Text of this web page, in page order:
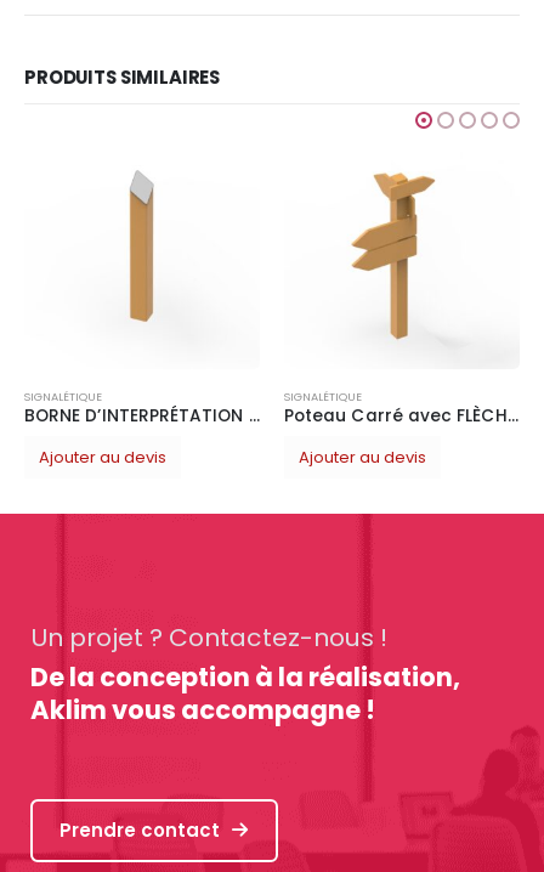
PRODUITS SIMILAIRES
BORNE D’INTERPRÉTATION en bois 130x130x900mm
Ajouter au devis
SIGNALÉTIQUE
Poteau Carré avec FLÈCHE D’ORIENTATION BOIS GRAVÉE
Ajouter au devis
Un projet ? Contactez-nous !
De la conception à la réalisation,
Aklim vous accompagne !
Prendre contact